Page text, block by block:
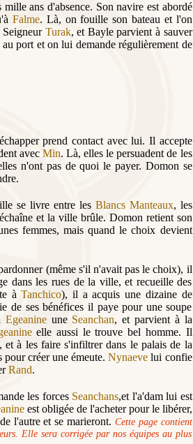
mille ans d'absence. Son navire est abordé
Falme. Là, on fouille son bateau et l'on
Seigneur Turak, et Bayle parvient à sauver
port et on lui demande régulièrement de
prend contact avec lui. Il accepte
avec Min. Là, elles le persuadent de les
n'ont pas de quoi le payer. Domon se
se livre entre les Blancs Manteaux, les
et la ville brûle. Domon retient son
femmes, mais quand le choix devient
(même s'il n'avait pas le choix), il
dans les rues de la ville, et recueille des
àTanchico), il a acquis une dizaine de
de ses bénéfices il paye pour une soupe
Egeanineune Seanchan, et parvient à la
elle aussi le trouve bel homme. Il
et à les faire s'infiltrer dans le palais de la
pour créer une émeute.Nynaeve lui confie
Rand.
les forces Seanchans,et l'a'dam lui est
est obligée de l'acheter pour le libérer,
l'autre et se marieront. Cette page contient
Elle sera corrigée par nos équipes au plus